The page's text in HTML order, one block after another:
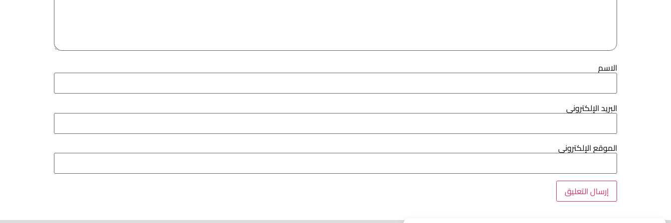
الاسم
البريد الإلكتروني
الموقع الإلكتروني